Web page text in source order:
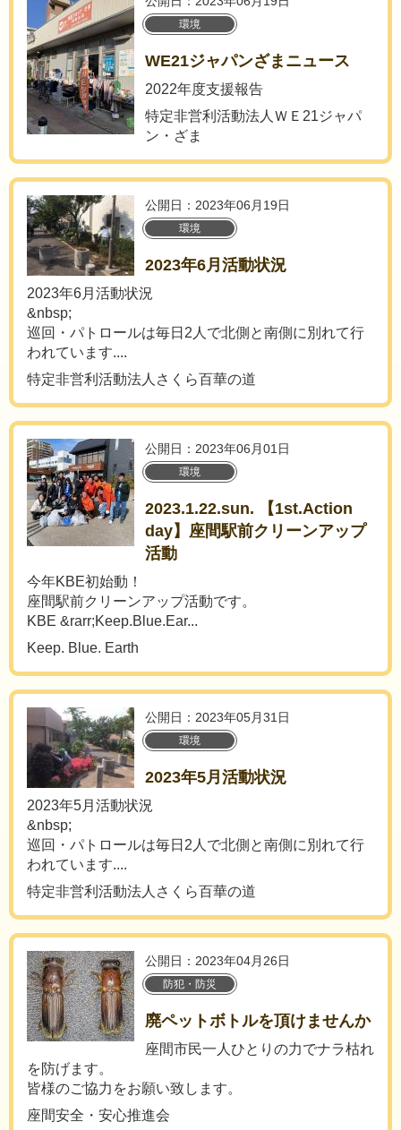
環境
WE21ジャパンざまニュース
2022年度支援報告
特定非営利活動法人ＷＥ21ジャパ
ン・ざま
公開日：2023年06月19日
環境
2023年6月活動状況
2023年6月活動状況
&nbsp;
巡回・パトロールは毎日2人で北側と南側に別れて行
われています....
特定非営利活動法人さくら百華の道
公開日：2023年06月01日
環境
2023.1.22.sun. 【1st.Action
day】座間駅前クリーンアップ
活動
今年KBE初始動！
座間駅前クリーンアップ活動です。
KBE &rarr;Keep.Blue.Ear...
Keep. Blue. Earth
公開日：2023年05月31日
環境
2023年5月活動状況
2023年5月活動状況
&nbsp;
巡回・パトロールは毎日2人で北側と南側に別れて行
われています....
特定非営利活動法人さくら百華の道
公開日：2023年04月26日
防犯・防災
廃ペットボトルを頂けませんか
座間市民一人ひとりの力でナラ枯れ
を防げます。
皆様のご協力をお願い致します。
座間安全・安心推進会